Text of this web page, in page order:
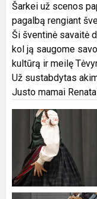
Šarkei už scenos
pagalbą rengiant
Ši šventinė savaitė
kol ją saugome
kultūrą ir meilę
Už sustabdytas
Justo mamai